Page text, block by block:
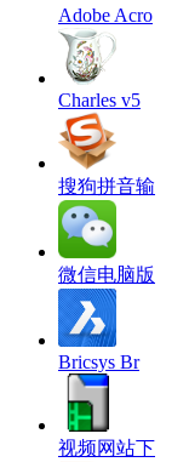
Adobe Acro
Charles v5
搜狗拼音输
微信电脑版
Bricsys Br
视频网站下